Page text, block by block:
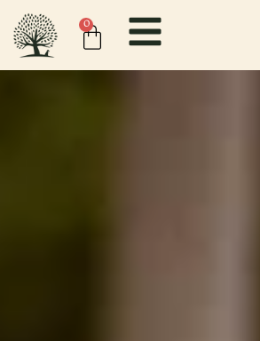
contenido
0